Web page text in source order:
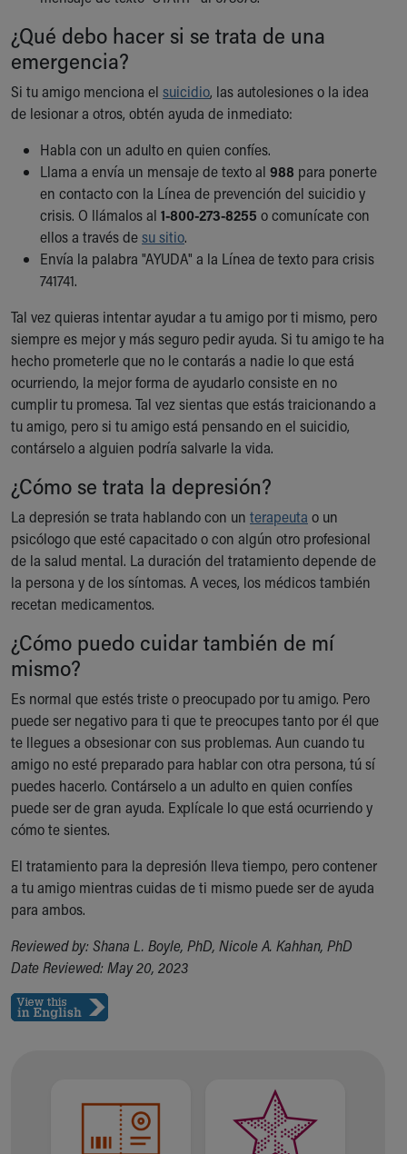
¿Qué debo hacer si se trata de una
emergencia?
Si tu amigo menciona el suicidio, las autolesiones o la idea
de lesionar a otros, obtén ayuda de inmediato:
Habla con un adulto en quien confíes.
Llama a envía un mensaje de texto al 988 para ponerte
en contacto con la Línea de prevención del suicidio y
crisis. O llámalos al 1-800-273-8255 o comunícate con
ellos a través desu sitio.
Envía la palabra "AYUDA" a la Línea de texto para crisis
741741.
Tal vez quieras intentar ayudar a tu amigo por ti mismo, pero
siempre es mejor y más seguro pedir ayuda. Si tu amigo te ha
hecho prometerle que no le contarás a nadie lo que está
ocurriendo, la mejor forma de ayudarlo consiste en no
cumplir tu promesa. Tal vez sientas que estás traicionando a
tu amigo, pero si tu amigo está pensando en el suicidio,
contárselo a alguien podría salvarle la vida.
¿Cómo se trata la depresión?
La depresión se trata hablando con un terapeuta o un
psicólogo que esté capacitado o con algún otro profesional
de la salud mental. La duración del tratamiento depende de
la persona y de los síntomas. A veces, los médicos también
recetan medicamentos.
¿Cómo puedo cuidar también de mí
mismo?
Es normal que estés triste o preocupado por tu amigo. Pero
puede ser negativo para ti que te preocupes tanto por él que
te llegues a obsesionar con sus problemas. Aun cuando tu
amigo no esté preparado para hablar con otra persona, tú sí
puedes hacerlo. Contárselo a un adulto en quien confíes
puede ser de gran ayuda. Explícale lo que está ocurriendo y
cómo te sientes.
El tratamiento para la depresión lleva tiempo, pero contener
a tu amigo mientras cuidas de ti mismo puede ser de ayuda
para ambos.
Reviewed by: Shana L. Boyle, PhD, Nicole A. Kahhan, PhD
Date Reviewed: May 20, 2023